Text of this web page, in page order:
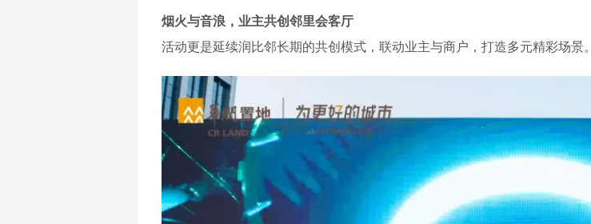
烟火与音浪，业主共创邻里会客厅
活动更是延续润比邻长期的共创模式，联动业主与商户，打造多元精彩场景。